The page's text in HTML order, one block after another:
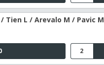
Tien L / Arevalo M / Pavic M
2